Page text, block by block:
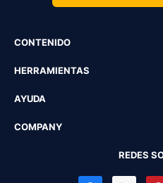
CONTENIDO
HERRAMIENTAS
AYUDA
COMPANY
REDES